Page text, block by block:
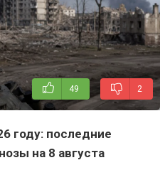
49 2
году: последние
на 8 августа